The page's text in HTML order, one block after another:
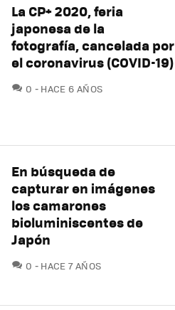
La CP+ 2020, feria
japonesa de la
fotografía, cancelada por
el coronavirus (COVID-19)
0 COMENTARIOS
HACE 6 AÑOS
En búsqueda de
capturar en imágenes
los camarones
bioluminiscentes de
Japón
0 COMENTARIOS
HACE 7 AÑOS